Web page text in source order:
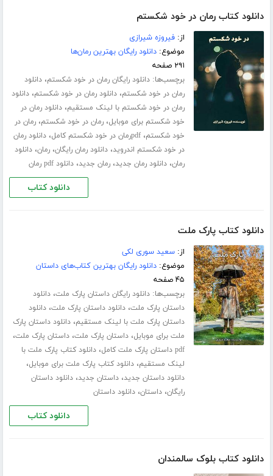
دانلود کتاب رمان در خود شکستم
از:فیروزه شیرازی
موضوع:دانلود رایگان بهترین رمان‌ها
۲۹۱ صفحه
برچسب‌ها:دانلود رایگان رمان در خود شکستم،دانلود
رمان در خود شکستم،دانلود رمان در خود شکستم،دانلود
رمان در خود شکستم با لینک مستقیم،دانلود رمان در
خود شکستم برای موبایل،رمان در خود شکستم،رمان در
خود شکستم،pdfرمان در خود شکستم کامل ،دانلود رمان
در خود شکستم اندروید،دانلود رمان رایگان،رمان،دانلود
رمان،دانلود رمان جدید،رمان جدید،دانلود pdf رمان
دانلود کتاب
دانلود کتاب پارک ملت
از:سعید سوری لکی
موضوع:دانلود رایگان بهترین کتاب‌های داستان
۴۵ صفحه
برچسب‌ها:دانلود رایگان داستان پارک ملت،دانلود
داستان پارک ملت،دانلود داستان پارک ملت،دانلود
داستان پارک ملت با لینک مستقیم،دانلود داستان پارک
ملت برای موبایل،داستان پارک ملت،داستان پارک ملت،
pdf داستان پارک ملت کامل ،دانلود کتاب پارک ملت با
لینک مستقیم،دانلود کتاب پارک ملت برای موبایل،
دانلود داستان جدید،داستان جدید،دانلود داستان
رایگان،داستان،دانلود داستان
دانلود کتاب
دانلود کتاب بلوک سالمندان